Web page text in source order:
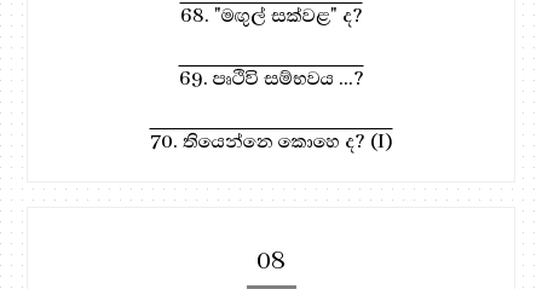
68. "මඟුල් සක්වළ" ද?
69. පෘථිවි සම්භවය ...?
70. තියෙන්නෙ කොහෙ ද? (I)
08